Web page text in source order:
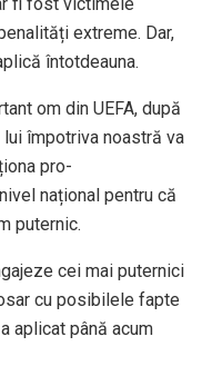
extreme. Dar,
întotdeauna.
om din UEFA, după
împotriva noastră va
pro-
național pentru că
puternic.
cei mai puternici
cu posibilele fapte
aplicat până acum